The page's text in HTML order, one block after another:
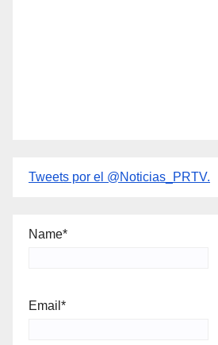
Tweets por el @Noticias_PRTV.
Name*
Email*